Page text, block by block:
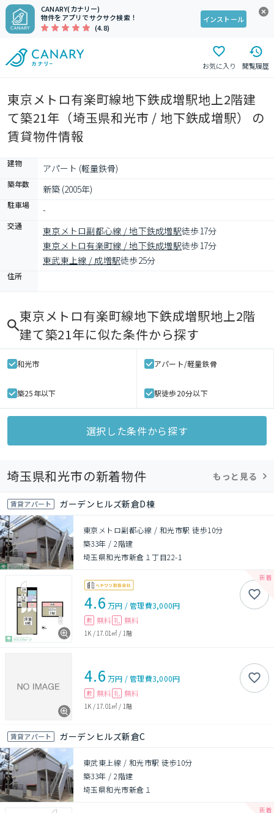
CANARY(カナリー)
物件をアプリでサクサク検索！
(4.8)
インストール
お気に入り 閲覧履歴
東京メトロ有楽町線地下鉄成増駅地上2階建
て築21年（埼玉県和光市 / 地下鉄成増駅） の
賃貸物件情報
建物 アパート (軽量鉄骨)
築年数 新築 (2005年)
駐車場 -
交通 東京メトロ副都心線 / 地下鉄成増駅徒歩17分
東京メトロ有楽町線 / 地下鉄成増駅徒歩17分
東武東上線 / 成増駅徒歩25分
住所
東京メトロ有楽町線地下鉄成増駅地上2階
建て築21年に似た条件から探す
和光市 アパート/軽量鉄骨
築25年以下 駅徒歩20分以下
選択した条件から探す
埼玉県和光市の新着物件 もっと見る
賃貸アパート ガーデンヒルズ新倉D棟
東京メトロ副都心線 / 和光市駅 徒歩10分
築33年 /2階建
埼玉県和光市新倉１丁目22-1
4.6 万円 /管理費3,000円
敷 無料 礼 無料
1K /17.01㎡ / 1階
4.6 万円 /管理費3,000円
敷 無料 礼 無料
1K / 17.01㎡ / 1階
賃貸アパート ガーデンヒルズ新倉C
東武東上線 / 和光市駅 徒歩10分
築33年 /2階建
埼玉県和光市新倉１